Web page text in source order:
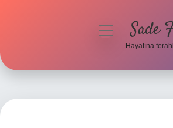
menüyüSade
Hayatına